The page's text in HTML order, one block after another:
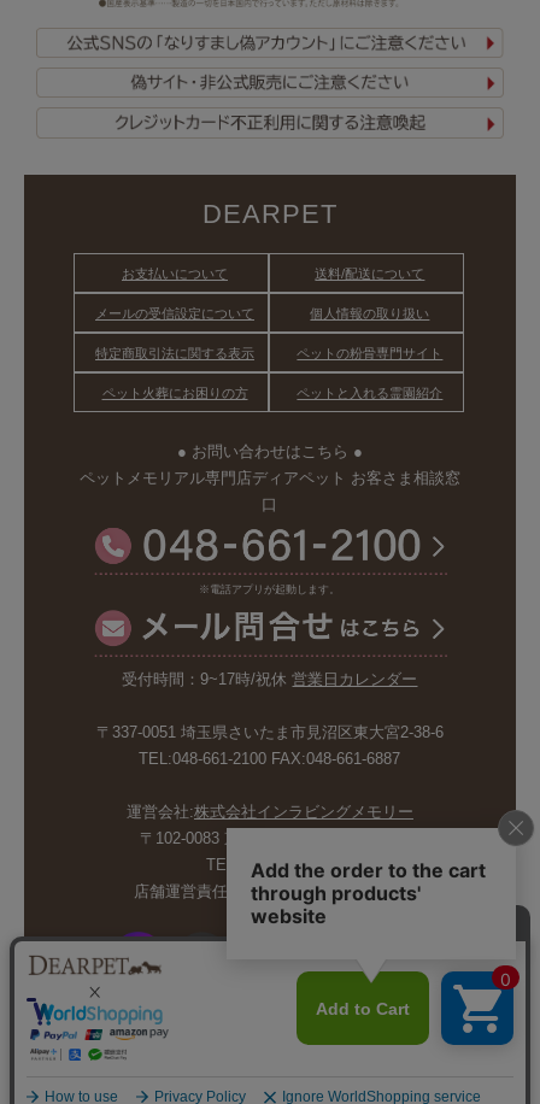
DEARPET
お支払いについて 送料/配送について
メールの受信設定について 個人情報の取り扱い
特定商取引法に関する表示 ペットの粉骨専門サイト
ペット火葬にお困りの方 ペットと入れる霊園紹介
● お問い合わせはこちら ●
ペットメモリアル専門店ディアペット お客さま相談窓
口
※電話アプリが起動します。
受付時間：9~17時/祝休営業日カレンダー
〒337-0051 埼玉県さいたま市見沼区東大宮2-38-6
TEL:048-661-2100 FAX:048-661-6887
運営会社:株式会社インラビングメモリー
〒102-0083 東京都千代田区麹町5-6-4
TEL:03-6265-4986
店舗運営責任者:斉藤久美子 内山剛巳
© INLOVING MEMORY CO.,LTD